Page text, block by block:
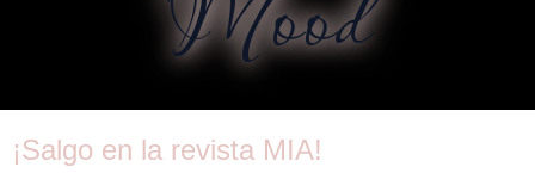
¡Salgo en la revista MIA!